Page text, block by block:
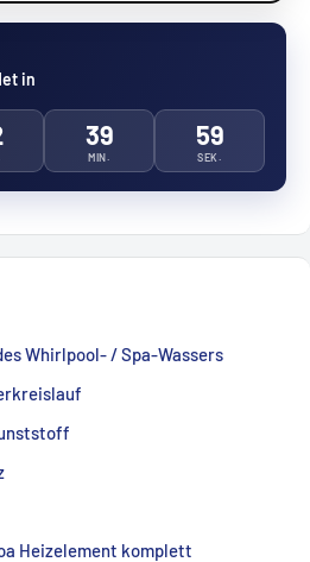
in
39
MIN.
59
SEK.
Whirlpool- / Spa-Wassers
Heizelement komplett